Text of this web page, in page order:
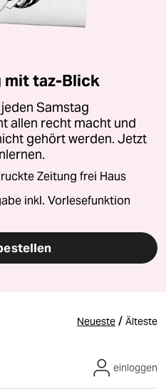
mit taz-Blick
Samstag
allen recht macht und
gehört werden. Jetzt
Zeitung frei Haus
inkl. Vorlesefunktion
Neueste / Älteste
einloggen